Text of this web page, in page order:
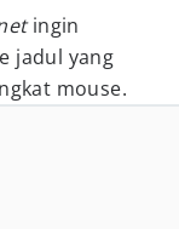
ingin
jadul yang
mouse.